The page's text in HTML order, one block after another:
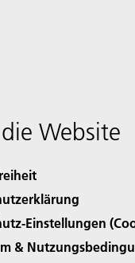
Website
Einstellungen
&